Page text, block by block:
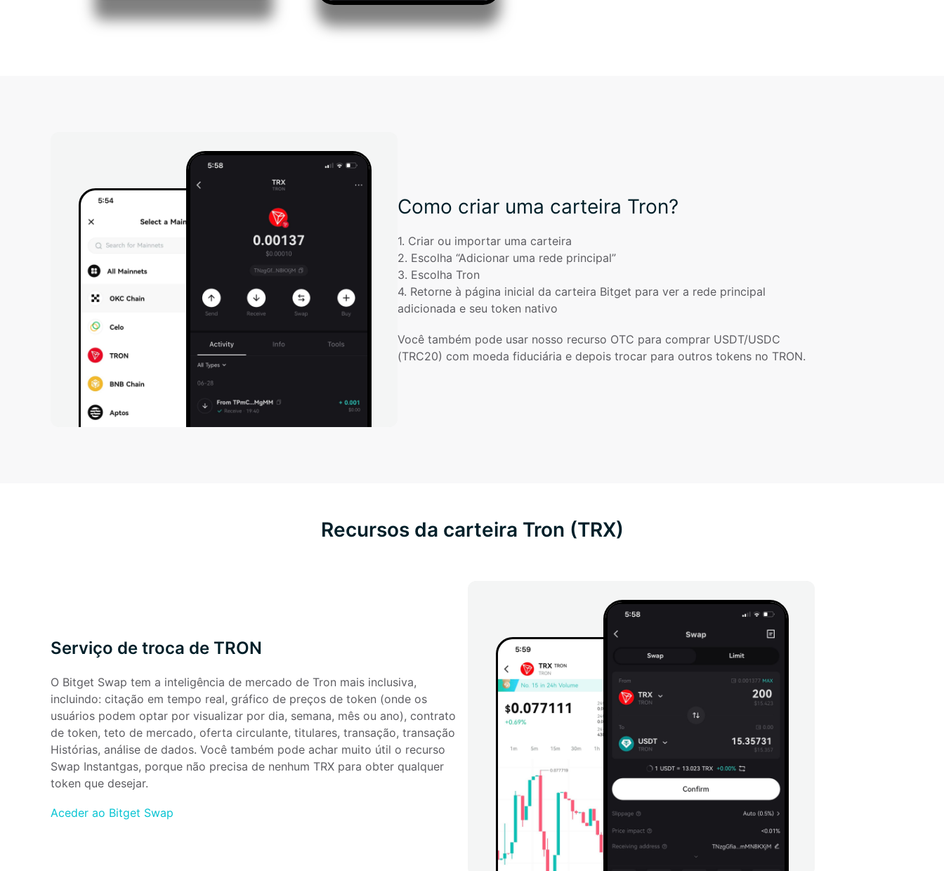
Como criar uma carteira Tron?
1. Criar ou importar uma carteira
2. Escolha “Adicionar uma rede principal”
3. Escolha Tron
4. Retorne à página inicial da carteira Bitget para ver a rede principal
adicionada e seu token nativo
Você também pode usar nosso recurso OTC para comprar USDT/USDC
(TRC20) com moeda fiduciária e depois trocar para outros tokens no TRON.
Recursos da carteira Tron (TRX)
Serviço de troca de TRON
O Bitget Swap tem a inteligência de mercado de Tron mais inclusiva,
incluindo: citação em tempo real, gráfico de preços de token (onde os
usuários podem optar por visualizar por dia, semana, mês ou ano), contrato
de token, teto de mercado, oferta circulante, titulares, transação, transação
Histórias, análise de dados. Você também pode achar muito útil o recurso
Swap Instantgas, porque não precisa de nenhum TRX para obter qualquer
token que desejar.
Aceder ao Bitget Swap